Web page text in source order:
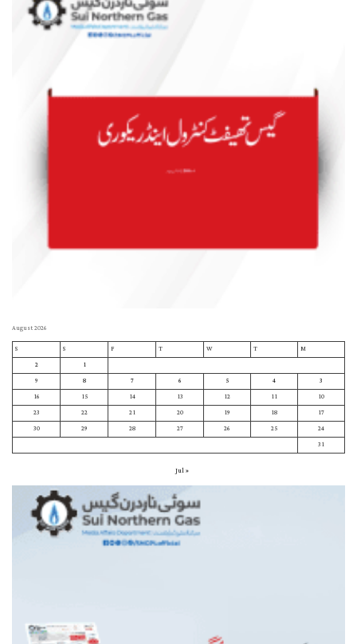
August 2026
M
T
W
T
F
S
S
1
2
3
4
5
6
7
8
9
10
11
12
13
14
15
16
17
18
19
20
21
22
23
24
25
26
27
28
29
30
31
« Jul